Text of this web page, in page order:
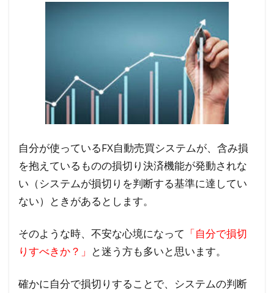
自分が使っているFX自動売買システムが、含み損
を抱えているものの損切り決済機能が発動されな
い（システムが損切りを判断する基準に達してい
ない）ときがあるとします。
そのような時、不安な心境になって 「自分で損切
りすべきか？」 と迷う方も多いと思います。
確かに自分で損切りすることで、システムの判断